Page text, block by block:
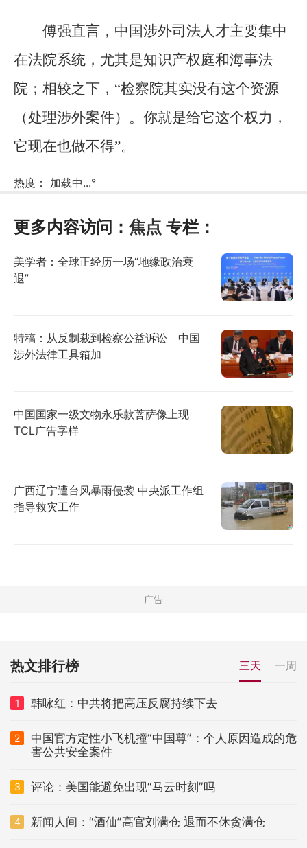
傅强直言，中国涉外司法人才主要集中
在法院系统，尤其是知识产权庭和海事法
院；相较之下，“检察院其实没有这个资源
（处理涉外案件）。你就是给它这个权力，
它现在也做不得”。
热度： 加载中...°
更多内容访问： 焦点 专栏：
美学者：全球正经历一场“地缘政治衰
退”
特稿：从反制裁到检察公益诉讼 中国
涉外法律工具箱加
中国国家一级文物永乐款菩萨像上现
TCL广告字样
广西辽宁遭台风暴雨侵袭 中央派工作组
指导救灾工作
热文排行榜 三天 一周
1 韩咏红：中共将把高压反腐持续下去
2
中国官方定性小飞机撞“中国尊”：个人原因造成的危
害公共安全案件
3 评论：美国能避免出现“马云时刻”吗
4 新闻人间：“酒仙”高官刘满仓 退而不休贪满仓